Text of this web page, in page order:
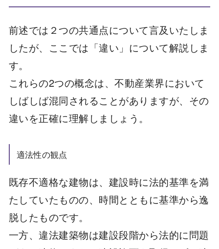
前述では２つの共通点について言及いたしま
したが、ここでは「違い」について解説しま
す。
これらの2つの概念は、不動産業界において
しばしば混同されることがありますが、その
違いを正確に理解しましょう。
適法性の観点
既存不適格な建物は、建設時に法的基準を満
たしていたものの、時間とともに基準から逸
脱したものです。
一方、違法建築物は建設段階から法的に問題